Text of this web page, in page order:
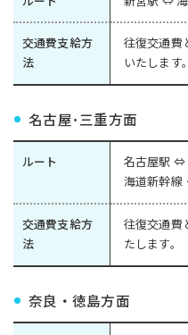
交通費支給方
法
往復交通費
いたします。
名古屋･三重方面
ルート
名古屋駅
海道新幹線
交通費支給方
法
往復交通費
たします。
奈良・徳島方面